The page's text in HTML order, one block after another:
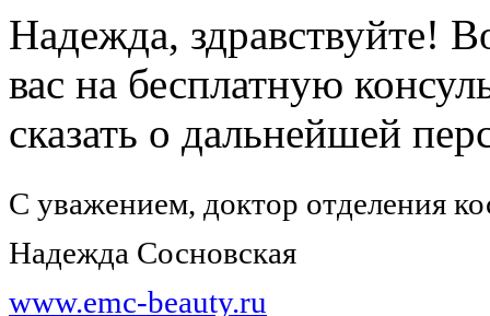
Надежда, здравствуйте!
вас на бесплатную
сказать о дальнейшей
С уважением, доктор отделения
Надежда Сосновская
www.emc-beauty.ru